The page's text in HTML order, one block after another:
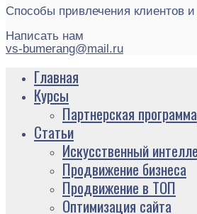
Способы привлечения клиентов
Написать нам
vs-bumerang@mail.ru
Главная
Курсы
Партнерская программа
Статьи
Искусственный
Продвижение бизнеса
Продвижение в ТОП
Оптимизация сайта